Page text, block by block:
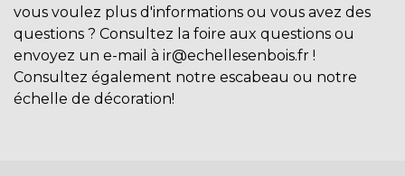
vous voulez plus d'informations ou vous avez des
questions ? Consultez la foire aux questions ou
envoyez un e-mail à ir@echellesenbois.fr !
Consultez également notre escabeau ou notre
échelle de décoration!